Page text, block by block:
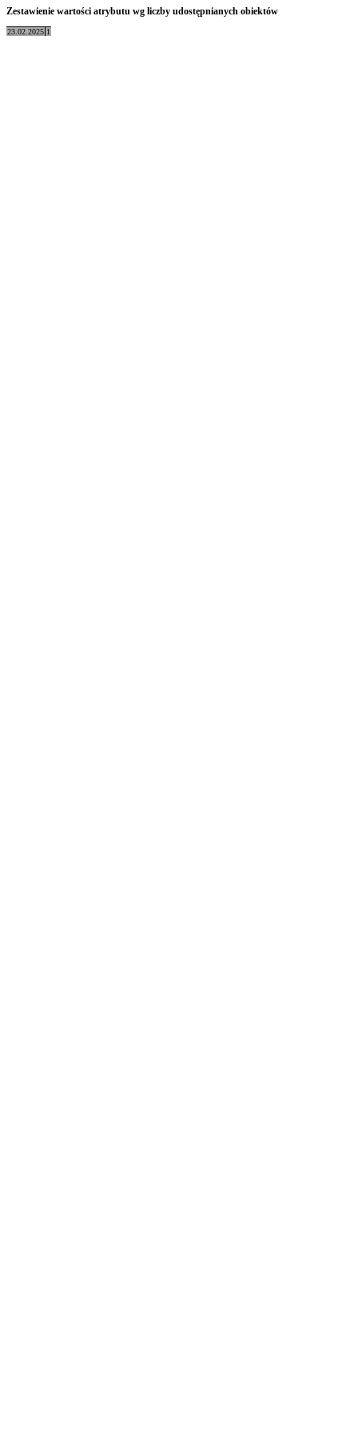
Zestawienie wartości atrybutu wg liczby udostępnianych obiektów
23.02.2025 1